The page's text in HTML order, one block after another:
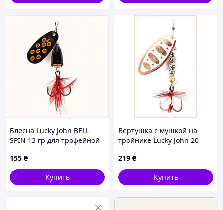
Блесна Lucky John BELL
SPIN 13 гр для трофейной
155 ₴
Купить
Вертушка с мушкой на
тройнике Lucky John 20
219 ₴
Купить